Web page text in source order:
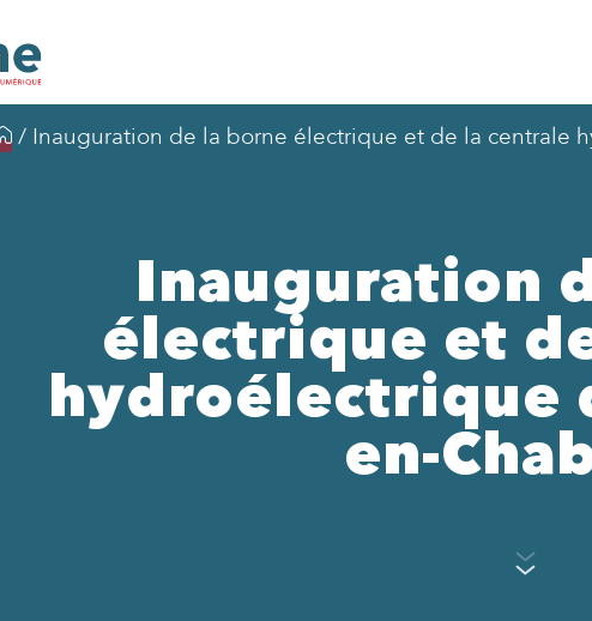
/ Inauguration de la borne électrique et de la centrale
Inauguration
électrique et
hydroélectrique
en-